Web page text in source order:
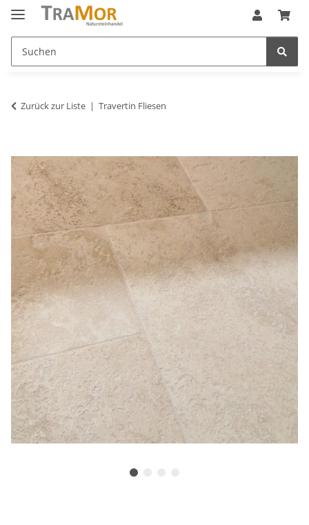
Zurück zur Liste Travertin Fliesen